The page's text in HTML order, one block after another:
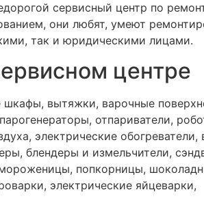
сервисный центр по
они любят, умеют
так и юридическими лицами.
центре
вытяжки, варочные
отпариватели,
электрические обогреватели,
блендеры и измельчители,
попкорницы,
электрические яйцеварки,